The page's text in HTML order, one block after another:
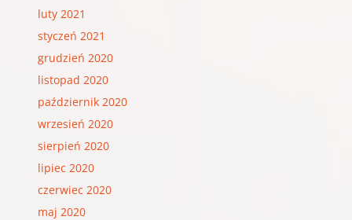
luty 2021
styczeń 2021
grudzień 2020
listopad 2020
październik 2020
wrzesień 2020
sierpień 2020
lipiec 2020
czerwiec 2020
maj 2020